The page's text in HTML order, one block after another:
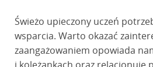
Świeżo upieczony uczeń
wsparcia. Warto okazać
zaangażowaniem opowiada